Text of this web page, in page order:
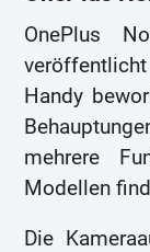
OnePlus
Handy
mehrere
Modellen
Die